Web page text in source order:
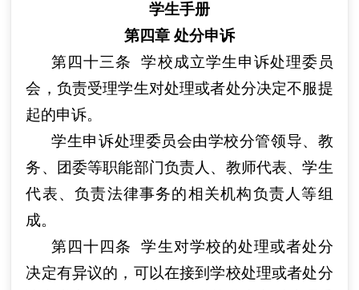
学生手册
第四章 处分申诉
第四十三条
学校成立学生申诉处理委员
会，负责受理学生对处理或者处分决定不服提
起的申诉。
学生申诉处理委员会由学校分管领导、教
务、团委等职能部门负责人、教师代表、学生
代表、负责法律事务的相关机构负责人等组
成。
第四十四条
学生对学校的处理或者处分
决定有异议的，可以在接到学校处理或者处分